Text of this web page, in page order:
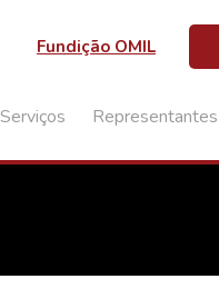
Fundição OMIL
Serviços Representantes